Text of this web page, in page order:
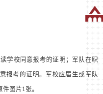
学校同意报考的证明；军队在职
报考的证明。军校应届生或军队
件图片1张。